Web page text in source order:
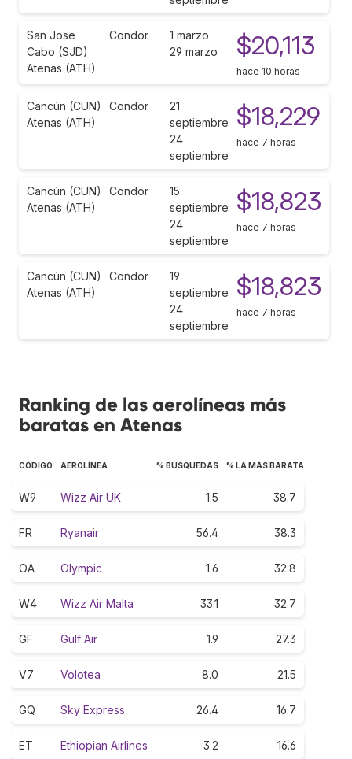
San Jose
Cabo (SJD)
Atenas (ATH)
Condor
1 marzo
29 marzo
$20,113
hace 10 horas
Cancún (CUN)
Atenas (ATH)
Condor
21
septiembre
24
septiembre
$18,229
hace 7 horas
Cancún (CUN)
Atenas (ATH)
Condor
15
septiembre
24
septiembre
$18,823
hace 7 horas
Cancún (CUN)
Atenas (ATH)
Condor
19
septiembre
24
septiembre
$18,823
hace 7 horas
Ranking de las aerolíneas más
baratas en Atenas
CÓDIGO AEROLÍNEA % BÚSQUEDAS % LA MÁS BARATA
W9 Wizz Air UK 1.5 38.7
FR Ryanair 56.4 38.3
OA Olympic 1.6 32.8
W4 Wizz Air Malta 33.1 32.7
GF Gulf Air 1.9 27.3
V7 Volotea 8.0 21.5
GQ Sky Express 26.4 16.7
ET Ethiopian Airlines 3.2 16.6